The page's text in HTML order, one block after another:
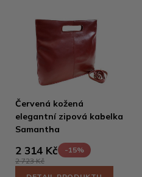
Červená kožená
elegantní zipová kabelka
Samantha
2 314 Kč
-15%
2 723 Kč